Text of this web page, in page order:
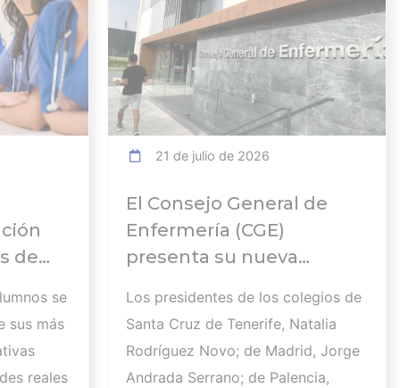
de
se
sus más
reales
21 de julio de 2026
El Consejo General de
Enfermería (CGE)
presenta su nueva
Pleno que lucharán por el
desarrollo de la profesión
en los próximos años
Los presidentes de los colegios de
Santa Cruz de Tenerife, Natalia
Rodríguez Novo; de Madrid, Jorge
Andrada Serrano; de Palencia,